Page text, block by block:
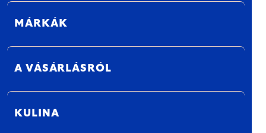
MÁRKÁK
A VÁSÁRLÁSRÓL
KULINA